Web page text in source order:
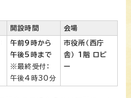
開設時間 会場
午前9時から
午後5時まで
※最終受付：
午後4時30分
市役所（西庁
舎） 1階 ロビ
ー